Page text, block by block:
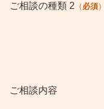
ご相談の種類 2 必須
ご相談内容